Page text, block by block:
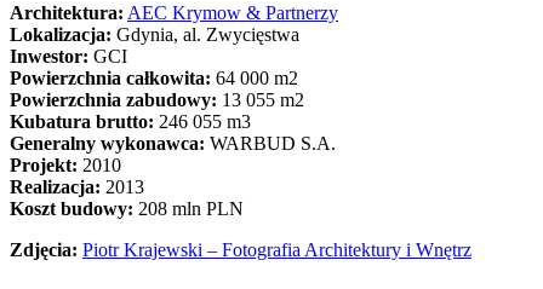
Architektura: AEC Krymow & Partnerzy
Lokalizacja: Gdynia, al. Zwycięstwa
Inwestor: GCI
Powierzchnia całkowita: 64 000 m2
Powierzchnia zabudowy: 13 055 m2
Kubatura brutto: 246 055 m3
Generalny wykonawca: WARBUD S.A.
Projekt: 2010
Realizacja: 2013
Koszt budowy: 208 mln PLN
Zdjęcia: Piotr Krajewski – Fotografia Architektury i Wnętrz